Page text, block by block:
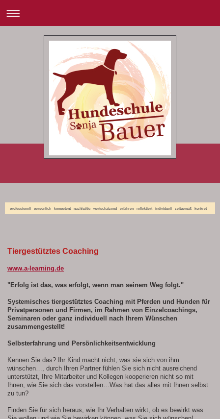
professionell - persönlich - kompetent - nachhaltig - wertschätzend - erfahren - reflektiert - individuell - zeitgemäß - konkret
Tiergestütztes Coaching
www.a-learning.de
"Erfolg ist das, was erfolgt, wenn man seinem Weg folgt."
Systemisches tiergestütztes Coaching mit Pferden und Hunden für
Privatpersonen und Firmen, im Rahmen von Einzelcoachings,
Seminaren oder ganz individuell nach Ihrem Wünschen
zusammengestellt!
Selbsterfahrung und Persönlichkeitsentwicklung
Kennen Sie das? Ihr Kind macht nicht, was sie sich von ihm
wünschen…, durch Ihren Partner fühlen Sie sich nicht ausreichend
unterstützt, Ihre Mitarbeiter und Kollegen kooperieren nicht so mit
Ihnen, wie Sie sich das vorstellen…Was hat das alles mit Ihnen selbst
zu tun?
Finden Sie für sich heraus, wie Ihr Verhalten wirkt, ob es bewirkt was